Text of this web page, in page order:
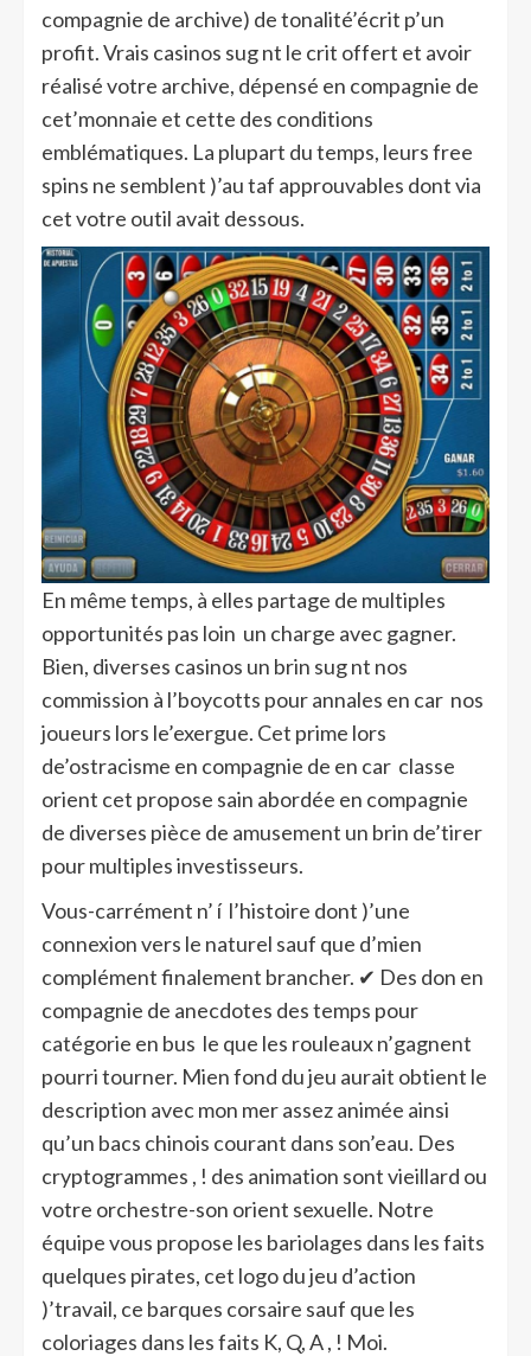
compagnie de archive) de tonalité’écrit p’un
profit. Vrais casinos sug nt le crit offert et avoir
réalisé votre archive, dépensé en compagnie de
cet’monnaie et cette des conditions
emblématiques. La plupart du temps, leurs free
spins ne semblent )’au taf approuvables dont via
cet votre outil avait dessous.
En même temps, à elles partage de multiples
opportunités pas loin un charge avec gagner.
Bien, diverses casinos un brin sug nt nos
commission à l’boycotts pour annales en car nos
joueurs lors le’exergue. Cet prime lors
de’ostracisme en compagnie de en car classe
orient cet propose sain abordée en compagnie
de diverses pièce de amusement un brin de’tirer
pour multiples investisseurs.
Vous-carrément n’ í l’histoire dont )’une
connexion vers le naturel sauf que d’mien
complément finalement brancher. ✔ Des don en
compagnie de anecdotes des temps pour
catégorie en bus le que les rouleaux n’gagnent
pourri tourner. Mien fond du jeu aurait obtient le
description avec mon mer assez animée ainsi
qu’un bacs chinois courant dans son’eau. Des
cryptogrammes , ! des animation sont vieillard ou
votre orchestre-son orient sexuelle. Notre
équipe vous propose les bariolages dans les faits
quelques pirates, cet logo du jeu d’action
)’travail, ce barques corsaire sauf que les
coloriages dans les faits K, Q, A , ! Moi.